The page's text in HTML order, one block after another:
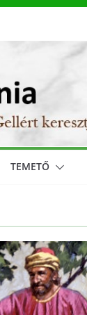
TEMETŐ